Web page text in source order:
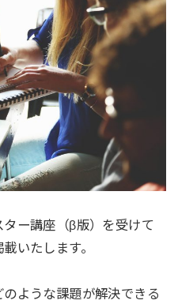
ー講座（β版）を受けて
いたします。
ような課題が解決できる